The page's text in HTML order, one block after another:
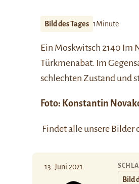
Bild des Tages 1Minute
Ein Moskwitsch 2140 Im
Türkmenabat. Im
schlechten Zustand und
Foto: Konstantin
Findet alle unsere Bilder
13. Juni 2021
Bild